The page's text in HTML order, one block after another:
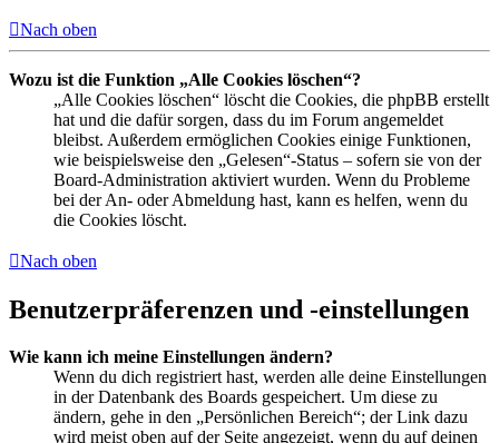
Nach oben
Wozu ist die Funktion „Alle Cookies löschen“?
„Alle Cookies löschen“ löscht die Cookies, die phpBB erstellt
hat und die dafür sorgen, dass du im Forum angemeldet
bleibst. Außerdem ermöglichen Cookies einige Funktionen,
wie beispielsweise den „Gelesen“-Status – sofern sie von der
Board-Administration aktiviert wurden. Wenn du Probleme
bei der An- oder Abmeldung hast, kann es helfen, wenn du
die Cookies löscht.
Nach oben
Benutzerpräferenzen und -einstellungen
Wie kann ich meine Einstellungen ändern?
Wenn du dich registriert hast, werden alle deine Einstellungen
in der Datenbank des Boards gespeichert. Um diese zu
ändern, gehe in den „Persönlichen Bereich“; der Link dazu
wird meist oben auf der Seite angezeigt, wenn du auf deinen